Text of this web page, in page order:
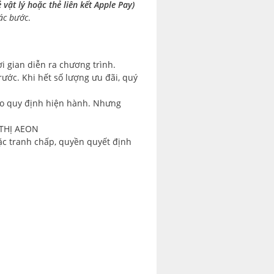
lý hoặc thẻ liên kết Apple Pay)
bước.
gian diễn ra chương trình.
Khi hết số lượng ưu đãi, quý
quy định hiện hành. Nhưng
AEON
tranh chấp, quyền quyết định